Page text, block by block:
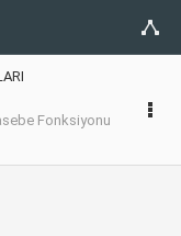
Fonksiyonu